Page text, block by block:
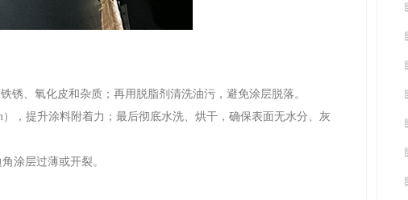
锈、氧化皮和杂质；再用脱脂剂清洗油污，避免涂层脱落。
，提升涂料附着力；最后彻底水洗、烘干，确保表面无水分、灰
涂层过薄或开裂。